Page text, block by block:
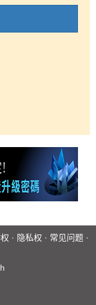
· 隐私权 · 常见问题 ·